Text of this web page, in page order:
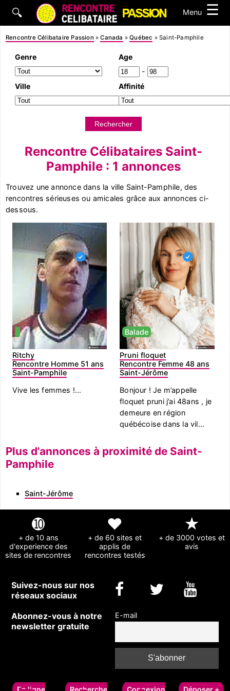
🔍 Menu ☰
Rencontre Célibataire Passion »Canada »Québec »Saint-Pamphile
Genre
Age
-
Ville
Affinité
Rencontre Célibataires Saint-
Pamphile : 1 annonces
Trouvez une annonce dans la ville Saint-Pamphile, des
rencontres sérieuses ou amicales grâce aux annonces ci-
dessous.
Ritchy
Rencontre Homme 51 ans
Saint-Pamphile
Vive les femmes !...
Balade
Pruni floquet
Rencontre Femme 48 ans
Saint-Jérôme
Bonjour ! Je m’appelle
floquet pruni j’ai 48ans , je
demeure en région
québécoise dans la vil...
Plus d'annonces à proximité de Saint-
Pamphile
Saint-Jérôme
➓
+ de 10 ans
d'experience des
sites de rencontres
❤
+ de 60 sites et
applis de
rencontres testés
★
+ de 3000 votes et
avis
Suivez-nous sur nos
réseaux sociaux
Abonnez-vous à notre
newsletter gratuite
E-mail
Copyright © 2011-2024 rencontrecelibataire-fr.com - Guide des sites de rencontres
En ligne Recherche Connexion Déposer +